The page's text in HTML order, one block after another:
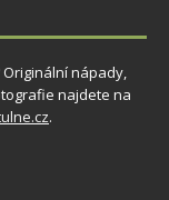
nápady,
najdete na
.